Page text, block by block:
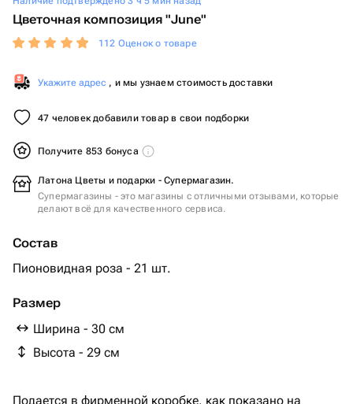
Цветочная композиция "June"
112 Оценок о товаре
Укажите адрес , и мы узнаем стоимость доставки
47 человек добавили товар в свои подборки
Получите 853 бонуса
Латона Цветы и подарки - Супермагазин.
Супермагазины - это магазины с отличными отзывами, которые
делают всё для качественного сервиса.
Состав
Пионовидная роза - 21 шт.
Размер
Ширина - 30 см
Высота - 29 см
Подается в фирменной коробке, как показано на